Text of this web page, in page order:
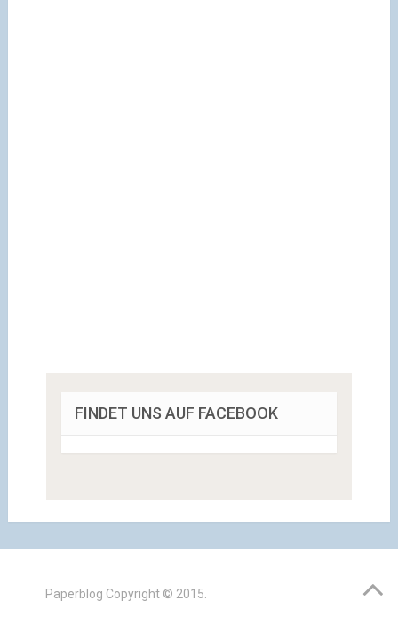
FINDET UNS AUF FACEBOOK
Paperblog Copyright © 2015.